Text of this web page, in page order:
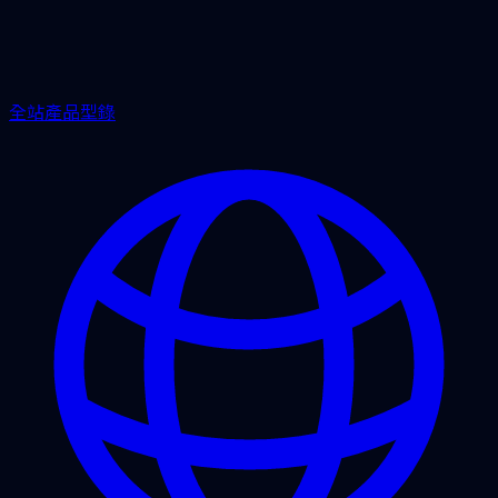
全站產品型錄